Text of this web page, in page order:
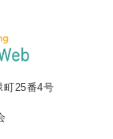
25番4号